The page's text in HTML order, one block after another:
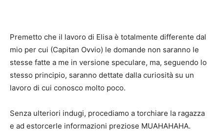
Premetto che il lavoro di Elisa è totalmente differente dal
mio per cui (Capitan Ovvio) le domande non saranno le
stesse fatte a me in versione speculare, ma, seguendo lo
stesso principio, saranno dettate dalla curiosità su un
lavoro di cui conosco molto poco.
Senza ulteriori indugi, procediamo a torchiare la ragazza
e ad estorcerle informazioni preziose MUAHAHAHA.